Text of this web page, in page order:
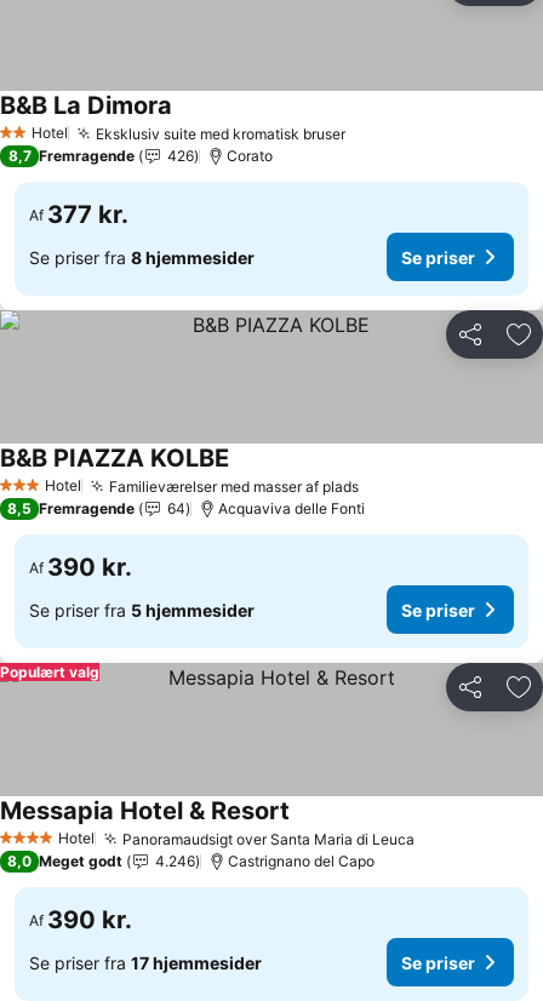
2 Stjerner
Hotel Eksklusiv suite med kromatisk bruserSe priser
B&B La Dimora
8,7 Fremragende 426 Corato
Af 377 kr.
Se priser fra 8 hjemmesider Se priser
Del
3 StjernerHotel Familieværelser med masser af pladsSe priser
B&B PIAZZA KOLBE
8,5 Fremragende 64 Acquaviva delle Fonti
Af 390 kr.
Se priser fra 5 hjemmesider Se priser
Del
Populært valg
4 StjernerHotel Panoramaudsigt over Santa Maria di Leuca
Messapia Hotel & Resort
8,0 Meget godt 4.246 Castrignano del Capo
Af 390 kr.
Se priser fra 17 hjemmesider Se priser